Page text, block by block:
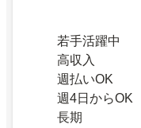
若手活躍中
高収入
週払いOK
週4日からOK
長期